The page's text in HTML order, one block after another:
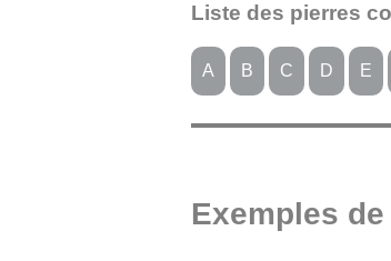
Liste des pierres
A B C D E
Exemples